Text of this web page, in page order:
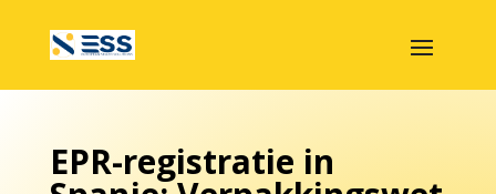
EPR-registratie in